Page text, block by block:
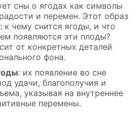
сны о ягодах как символы
и перемен. Этот образ
к чему снится ягоды, и что
появляются эти плоды?
от конкретных деталей
фона.
: их появление во сне
удачи, благополучия и
указывая на внутреннее
перемены.